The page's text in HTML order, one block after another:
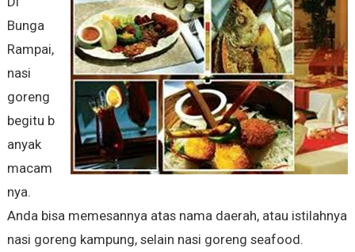
Bunga
Rampai,
nasi
goreng
begitu b
anyak
macam
nya.
Anda bisa memesannya atas nama daerah, atau istilahnya
nasi goreng kampung, selain nasi goreng seafood.